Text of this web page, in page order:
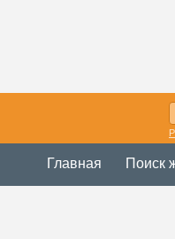
Главная Поиск